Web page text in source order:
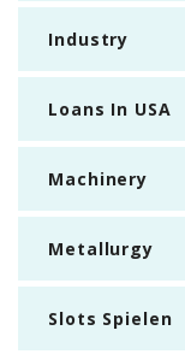
Industry
Loans In USA
Machinery
Metallurgy
Slots Spielen